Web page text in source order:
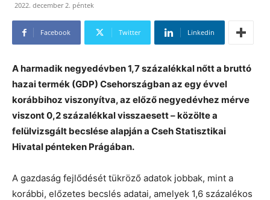
2022. december 2. péntek
Facebook Twitter Linkedin
A harmadik negyedévben 1,7 százalékkal nőtt a bruttó
hazai termék (GDP) Csehországban az egy évvel
korábbihoz viszonyítva, az előző negyedévhez mérve
viszont 0,2 százalékkal visszaesett – közölte a
felülvizsgált becslése alapján a Cseh Statisztikai
Hivatal pénteken Prágában.
A gazdaság fejlődését tükröző adatok jobbak, mint a
korábbi, előzetes becslés adatai, amelyek 1,6 százalékos